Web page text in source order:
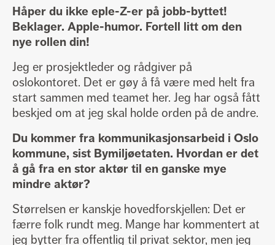
Håper du ikke eple-Z-er på jobb-byttet!
Beklager. Apple-humor. Fortell litt om den
nye rollen din!
Jeg er prosjektleder og rådgiver på
oslokontoret. Det er gøy å få være med helt fra
start sammen med teamet her. Jeg har også fått
beskjed om at jeg skal holde orden på de andre.
Du kommer fra kommunikasjonsarbeid i Oslo
kommune, sist Bymiljøetaten. Hvordan er det
å gå fra en stor aktør til en ganske mye
mindre aktør?
Størrelsen er kanskje hovedforskjellen: Det er
færre folk rundt meg. Mange har kommentert at
jeg bytter fra offentlig til privat sektor, men jeg